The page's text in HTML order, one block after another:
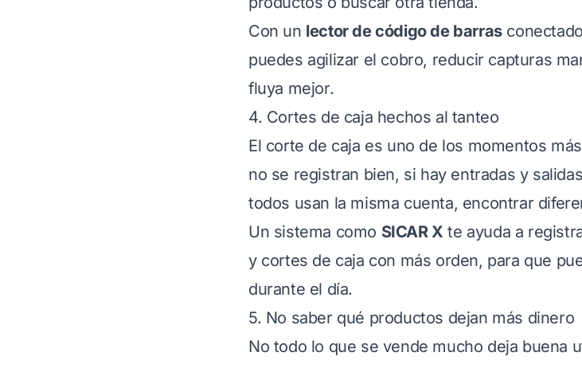
Con un lector de código de barras
puedes agilizar el cobro, reducir capturas
fluya mejor.
4. Cortes de caja hechos al tanteo
El corte de caja es uno de los momentos
no se registran bien, si hay entradas y
todos usan la misma cuenta, encontrar
Un sistema como SICAR X te ayuda a
y cortes de caja con más orden, para que
durante el día.
5. No saber qué productos dejan más dinero
No todo lo que se vende mucho deja buena